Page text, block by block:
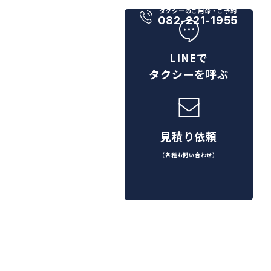
タクシーのご用命・ご予約
082-221-1955
LINEで
タクシーを呼ぶ
見積り依頼
（各種お問い合わせ）